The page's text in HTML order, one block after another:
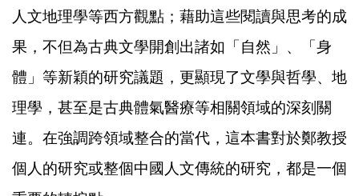
人文地理學等西方觀點；藉助這些閱讀與思考的成
果，不但為古典文學開創出諸如「自然」、「身
體」等新穎的研究議題，更顯現了文學與哲學、地
理學，甚至是古典體氣醫療等相關領域的深刻關
連。在強調跨領域整合的當代，這本書對於鄭教授
個人的研究或整個中國人文傳統的研究，都是一個